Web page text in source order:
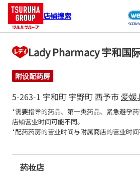
店铺搜索
Lady Pharmacy 宇和国
附设配药房
5-263-1 宇和町 宇野町 西予市爱媛
*需要指导的药品、第一类药品、紧急避孕
店铺营业时间可能不同。
*配药药房的营业时间与附属商店的营业时间
药妆店